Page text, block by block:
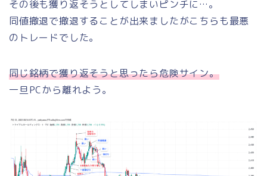
その後も獲り返そうとしてしまいピンチに…。
同値撤退で撤退することが出来ましたがこちらも最悪
のトレードでした。
同じ銘柄で獲り返そうと思ったら危険サイン。
一旦PCから離れよう。